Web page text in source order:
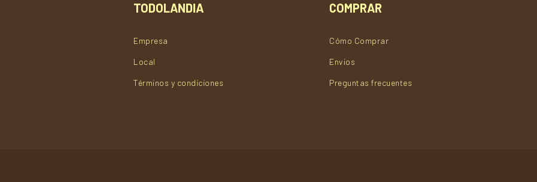
TODOLANDIA
Empresa
Local
Términos y condiciones
COMPRAR
Cómo Comprar
Envios
Preguntas frecuentes